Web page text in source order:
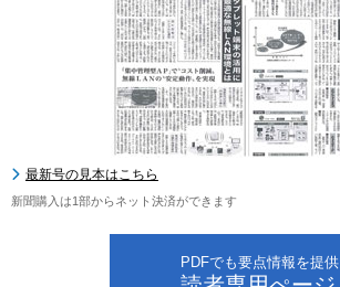
最新号の見本はこちら
新聞購入は1部からネット決済ができます
PDFでも要点情報を提供